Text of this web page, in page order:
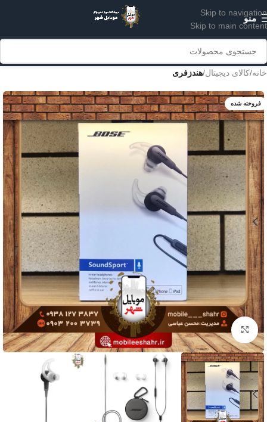
Skip to navigation
Skip to main content
منو
خانه کالای دیجیتال هندزفری
فروخته شده
برای بزرگنمایی کلیک کنید